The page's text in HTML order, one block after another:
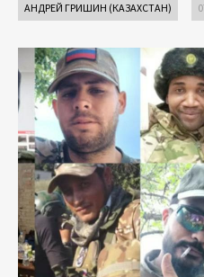
АНДРЕЙ ГРИШИН (КАЗАХСТАН)